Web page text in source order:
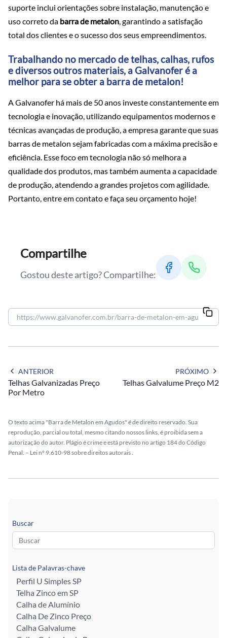
suporte inclui orientações sobre instalação, manutenção e
uso correto da barra de metalon, garantindo a satisfação
total dos clientes e o sucesso dos seus empreendimentos.
Trabalhando no mercado de telhas, calhas, rufos
e diversos outros materiais, a Galvanofer é a
melhor para se obter a barra de metalon!
A Galvanofer há mais de 50 anos investe constantemente em
tecnologia e inovação, utilizando equipamentos modernos e
técnicas avançadas de produção, a empresa garante que suas
barras de metalon sejam fabricadas com a máxima precisão e
eficiência. Esse foco em tecnologia não só melhora a
qualidade dos produtos, mas também aumenta a capacidade
de produção, atendendo a grandes projetos com agilidade.
Portanto, entre em contato e faça seu orçamento hoje!
Compartilhe
Gostou deste artigo? Compartilhe:
ANTERIOR
Telhas Galvanizadas Preço
Por Metro
PRÓXIMO
Telhas Galvalume Preço M2
O texto acima "Barra de Metalon em Agudos" é de direito reservado. Sua
reprodução, parcial ou total, mesmo citando nossos links, é proibida sem a
autorização do autor. Plágio é crime e está previsto no artigo 184 do Código
Penal. – Lei n° 9.610-98 sobre direitos autorais
Buscar
Lista de Palavras-chave
Perfil U Simples SP
Telha Zinco em SP
Calha de Alumínio
Calha De Zinco Preço
Calha Galvalume